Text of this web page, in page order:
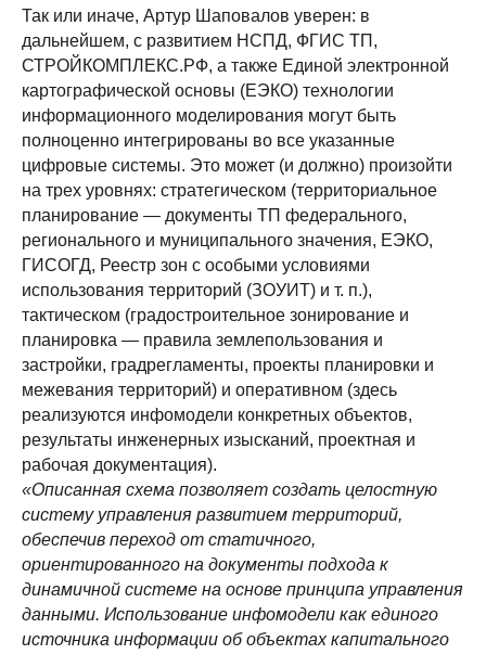
Так или иначе, Артур Шаповалов уверен: в
дальнейшем, с развитием НСПД, ФГИС ТП,
СТРОЙКОМПЛЕКС.РФ, а также Единой электронной
картографической основы (ЕЭКО) технологии
информационного моделирования могут быть
полноценно интегрированы во все указанные
цифровые системы. Это может (и должно) произойти
на трех уровнях: стратегическом (территориальное
планирование — документы ТП федерального,
регионального и муниципального значения, ЕЭКО,
ГИСОГД, Реестр зон с особыми условиями
использования территорий (ЗОУИТ) и т. п.),
тактическом (градостроительное зонирование и
планировка — правила землепользования и
застройки, градрегламенты, проекты планировки и
межевания территорий) и оперативном (здесь
реализуются инфомодели конкретных объектов,
результаты инженерных изысканий, проектная и
рабочая документация).
«Описанная схема позволяет создать целостную
систему управления развитием территорий,
обеспечив переход от статичного,
ориентированного на документы подхода к
динамичной системе на основе принципа управления
данными. Использование инфомодели как единого
источника информации об объектах капитального